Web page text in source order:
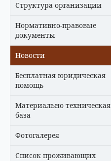
Структура организации
Нормативно-правовые
документы
Новости
Бесплатная юридическая
помощь
Материально техническая
база
Фотогалерея
Список проживающих